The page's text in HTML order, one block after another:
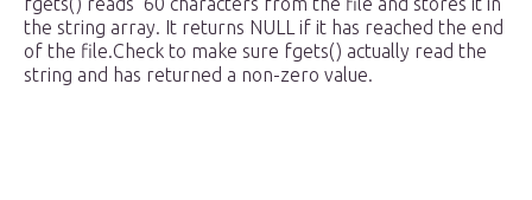
the string array. It returns NULL if it has reached the end
of the file.Check to make sure fgets() actually read the
string and has returned a non-zero value.